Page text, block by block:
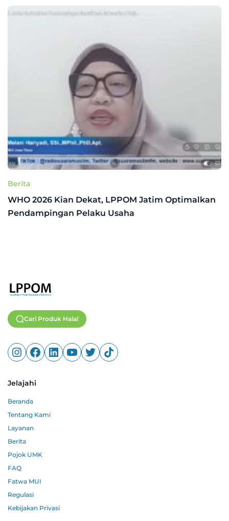
Berita
WHO 2026 Kian Dekat, LPPOM Jatim Optimalkan
Pendampingan Pelaku Usaha
Cari Produk Halal
Jelajahi
Beranda
Tentang Kami
Layanan
Berita
Pojok UMK
FAQ
Fatwa MUI
Regulasi
Kebijakan Privasi